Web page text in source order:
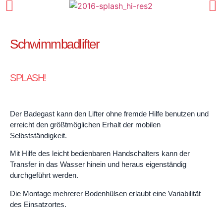
Schwimmbadlifter
SPLASH!
Der Badegast kann den Lifter ohne fremde Hilfe benutzen und
erreicht den größtmöglichen Erhalt der mobilen
Selbstständigkeit.
Mit Hilfe des leicht bedienbaren Handschalters kann der
Transfer in das Wasser hinein und heraus eigenständig
durchgeführt werden.
Die Montage mehrerer Bodenhülsen erlaubt eine Variabilität
des Einsatzortes.